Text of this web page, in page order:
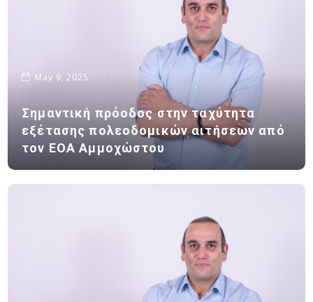
May 9, 2025
Σημαντική πρόοδος στην ταχύτητα
εξέτασης πολεοδομικών αιτήσεων από
τον ΕΟΑ Αμμοχώστου